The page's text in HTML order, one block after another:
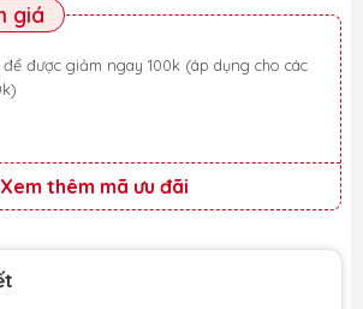
giá
Xem thêm mã ưu đãi